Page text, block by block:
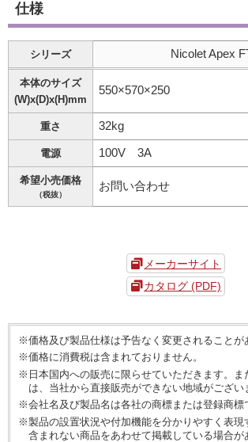
仕様
シリーズ Nicolet Apex
本体のサイズ
(W)x(D)x(H)mm
550×570×250
重さ 32kg
電源 100V 3A
希望小売価格
（税抜）
お問い合わせ
メーカーサイト
カタログ (PDF)
※価格及び製品仕様は予告なく変更されることが
※価格に消費税は含まれておりません。
※日本国内への販売に限らせていただきます。ま
は、当社から直接販売ができない地域がござい
※会社名及び製品名は各社の商標または登録商標
※製品の設置状況や付加機能を分かりやすく表現
含まれない商品をあわせて掲載している場合が